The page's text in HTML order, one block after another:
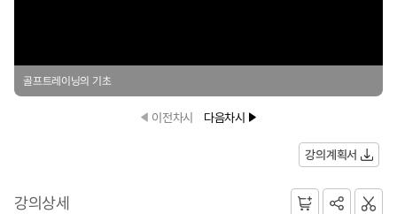
골프트레이닝의 기초
이전차시 다음차시
강의계획서
강의상세